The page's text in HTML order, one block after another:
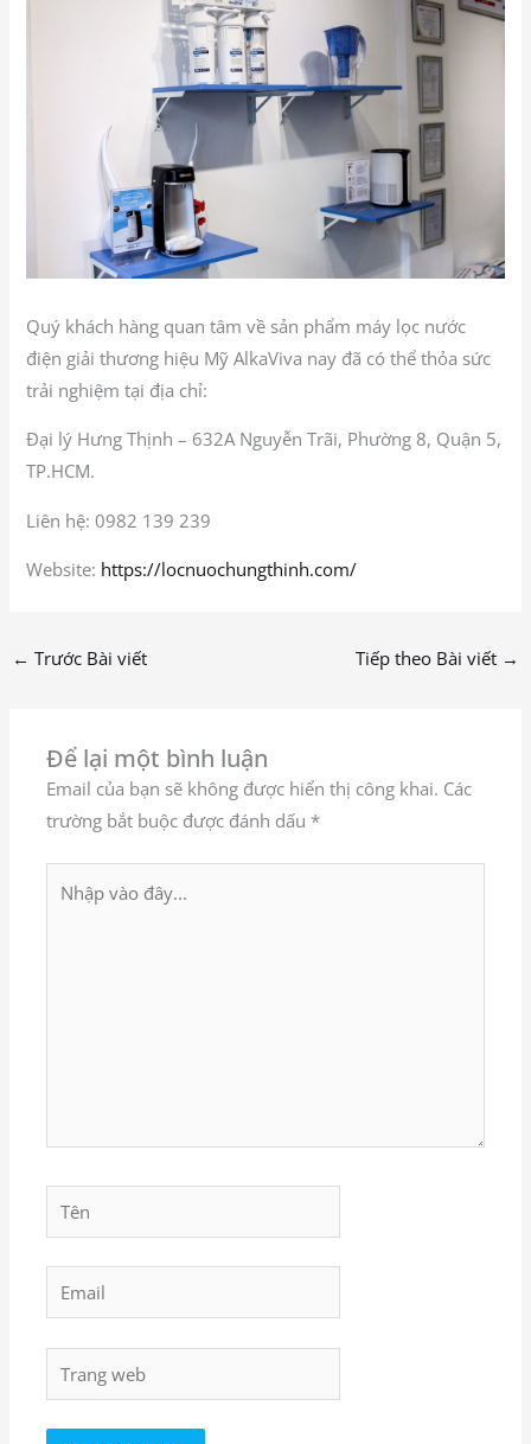
Quý khách hàng quan tâm về sản phẩm máy lọc nước
điện giải thương hiệu Mỹ AlkaViva nay đã có thể thỏa sức
trải nghiệm tại địa chỉ:
Đại lý Hưng Thịnh – 632A Nguyễn Trãi, Phường 8, Quận 5,
TP.HCM.
Liên hệ: 0982 139 239
Website: https://locnuochungthinh.com/
← Trước Bài viết Tiếp theo Bài viết →
Để lại một bình luận
Email của bạn sẽ không được hiển thị công khai. Các
trường bắt buộc được đánh dấu *
Email
web